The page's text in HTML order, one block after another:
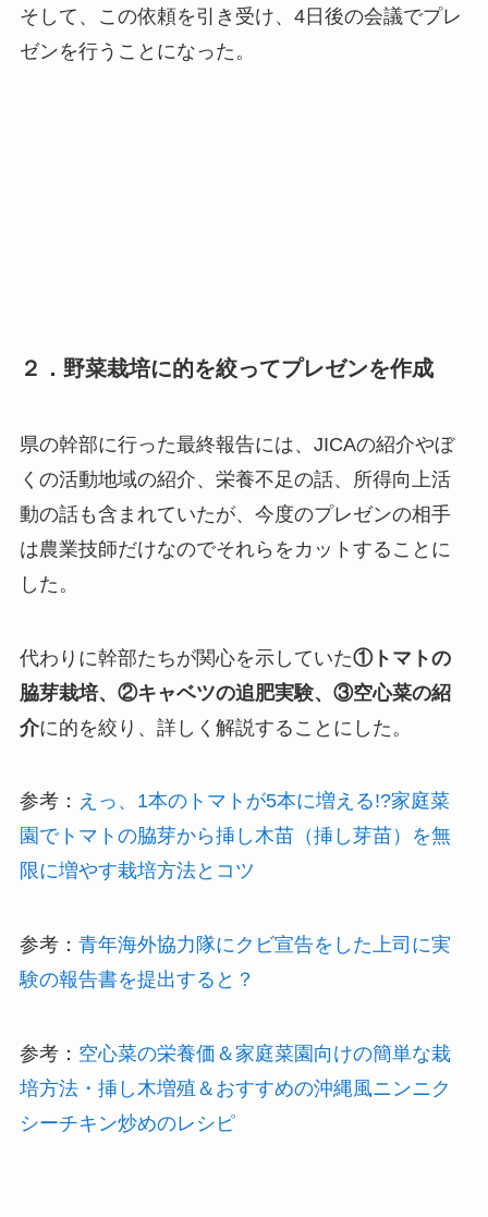
そして、この依頼を引き受け、4日後の会議でプレ
ゼンを行うことになった。
２．野菜栽培に的を絞ってプレゼンを作成
県の幹部に行った最終報告には、JICAの紹介やぼ
くの活動地域の紹介、栄養不足の話、所得向上活
動の話も含まれていたが、今度のプレゼンの相手
は農業技師だけなのでそれらをカットすることに
した。
代わりに幹部たちが関心を示していた①トマトの
脇芽栽培、②キャベツの追肥実験、③空心菜の紹
介に的を絞り、詳しく解説することにした。
参考： えっ、1本のトマトが5本に増える!?家庭菜
園でトマトの脇芽から挿し木苗（挿し芽苗）を無
限に増やす栽培方法とコツ
参考： 青年海外協力隊にクビ宣告をした上司に実
験の報告書を提出すると？
参考： 空心菜の栄養価＆家庭菜園向けの簡単な栽
培方法・挿し木増殖＆おすすめの沖縄風ニンニク
シーチキン炒めのレシピ